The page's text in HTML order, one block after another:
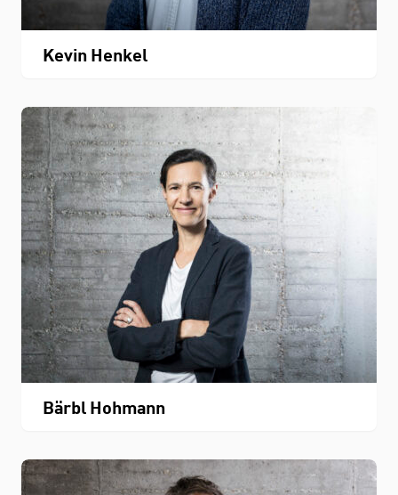
Personenverzeichnis
Downloads
Kontakt
Kevin Henkel
Bärbl Hohmann